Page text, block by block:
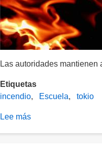
Las autoridades
Etiquetas
incendio
Escuela tokio
Lee más